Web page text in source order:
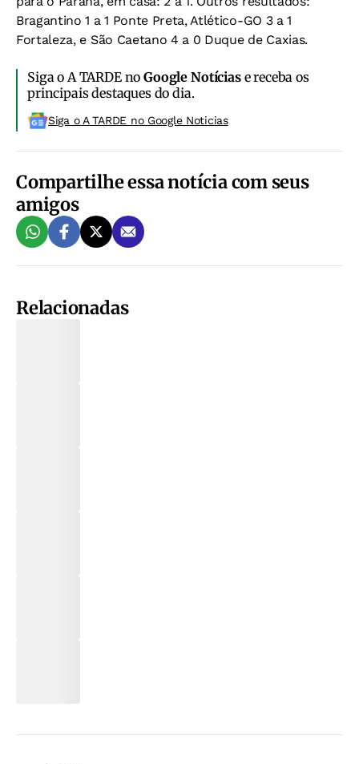
Bragantino 1 a 1 Ponte Preta, Atlético-GO 3 a 1
Fortaleza, e São Caetano 4 a 0 Duque de Caxias.
Siga o A TARDE noGoogle Notíciase receba os
principais destaques do dia.
Siga o A TARDE no Google Noticias
Compartilhe essa notícia com seus
amigos
Relacionadas